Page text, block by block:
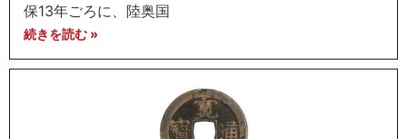
保13年ごろに、陸奥国
続きを読む »